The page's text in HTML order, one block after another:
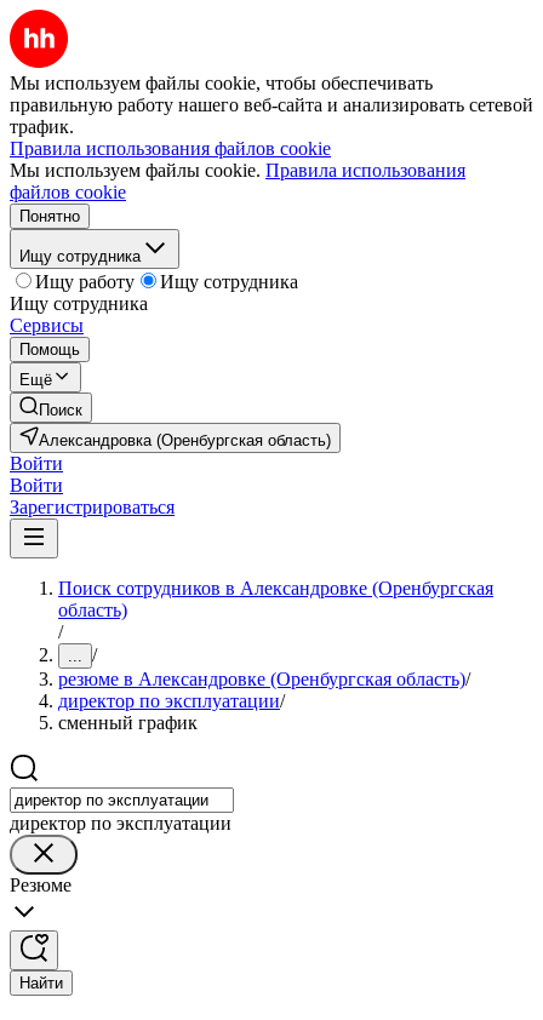
Мы используем файлы cookie, чтобы обеспечивать
правильную работу нашего веб-сайта и анализировать сетевой
трафик.
Правила использования файлов cookie
Мы используем файлы cookie. Правила использования
файлов cookie
Понятно
Ищу сотрудника
Ищу работу
Ищу сотрудника
Ищу сотрудника
Сервисы
Помощь
Ещё
Поиск
Александровка (Оренбургская область)
Войти
Войти
Зарегистрироваться
Поиск сотрудников в Александровке (Оренбургская
область)
/
... /
резюме в Александровке (Оренбургская область)/
директор по эксплуатации/
сменный график
директор по эксплуатации
Резюме
Найти